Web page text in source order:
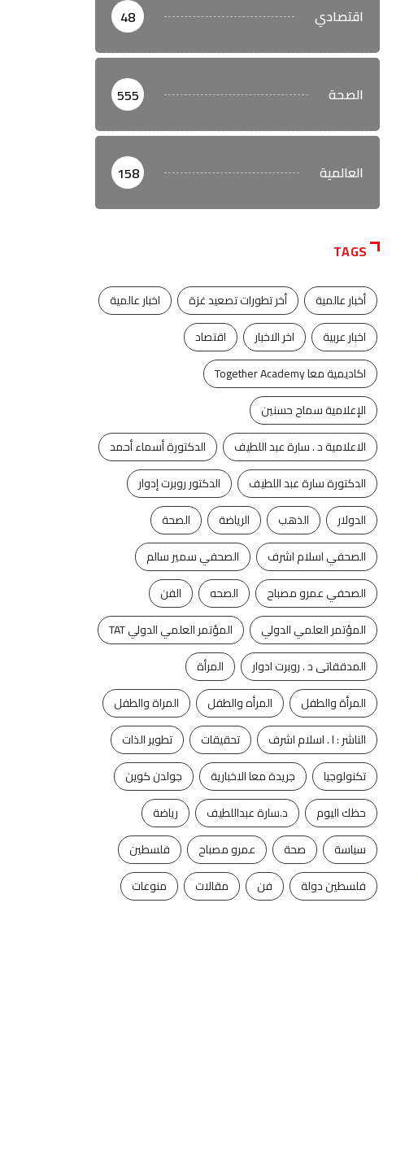
اقتصادي 48
الصحة 555
العالمية 158
TAGS
أخبار عالمية أخر تطورات تصعيد غزة
اخبار عالمية
اخبار عربية
اخر الاخبار
اقتصاد
اكاديمية معا Together Academy
الإعلامية سماح حسنين
الاعلامية د . سارة عبد اللطيف
الدكتورة أسماء أحمد
الدكتورة سارة عبد اللطيف
الدكتور روبرت إدوار
الدولار
الذهب الرياضة
الصحة
الصحفي اسلام اشرف
الصحفي سمير سالم
الصحفي عمرو مصباح
الصحه
الفن
المؤتمر العلمي الدولي
المؤتمر العلمي الدولي TAT
المدققاتى د . روبرت ادوار
المرأة
المرأة والطفل
المرأه والطفل
المراة والطفل
الناشر : ا . اسلام اشرف
تحقيقات
تطوير الذات
تكنولوجيا
جريدة معا الاخبارية
جولدن كوين
حظك اليوم
د.سارة عبداللطيف
رياضة
سياسة
صحة عمرو مصباح
فلسطين
فلسطين دولة
فن مقالات منوعات